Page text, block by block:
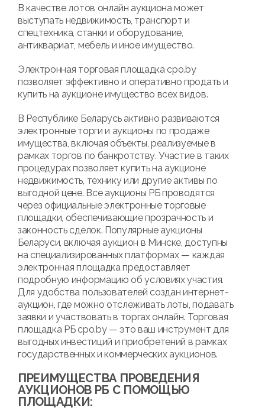
В качестве лотов онлайн аукциона может
выступать недвижимость, транспорт и
спецтехника, станки и оборудование,
антиквариат, мебель и иное имущество.
Электронная торговая площадка cpo.by
позволяет эффективно и оперативно продать и
купить на аукционе имущество всех видов.
В Республике Беларусь активно развиваются
электронные торги и аукционы по продаже
имущества, включая объекты, реализуемые в
рамках торгов по банкротству. Участие в таких
процедурах позволяет купить на аукционе
недвижимость, технику или другие активы по
выгодной цене. Все аукционы РБ проводятся
через официальные электронные торговые
площадки, обеспечивающие прозрачность и
законность сделок. Популярные аукционы
Беларуси, включая аукцион в Минске, доступны
на специализированных платформах — каждая
электронная площадка предоставляет
подробную информацию об условиях участия.
Для удобства пользователей создан интернет-
аукцион, где можно отслеживать лоты, подавать
заявки и участвовать в торгах онлайн. Торговая
площадка РБ cpo.by — это ваш инструмент для
выгодных инвестиций и приобретений в рамках
государственных и коммерческих аукционов.
ПРЕИМУЩЕСТВА ПРОВЕДЕНИЯ
АУКЦИОНОВ РБ С ПОМОЩЬЮ
ПЛОЩАДКИ: